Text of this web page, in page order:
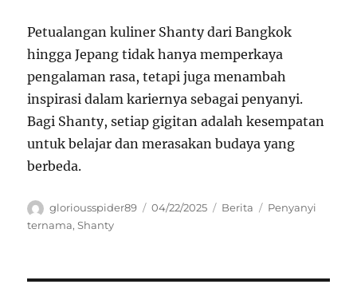
Petualangan kuliner Shanty dari Bangkok
hingga Jepang tidak hanya memperkaya
pengalaman rasa, tetapi juga menambah
inspirasi dalam kariernya sebagai penyanyi.
Bagi Shanty, setiap gigitan adalah kesempatan
untuk belajar dan merasakan budaya yang
berbeda.
Author
gloriousspider89
Posted
04/22/2025 Categories
Berita Tags
Penyanyi
ternama,Shanty